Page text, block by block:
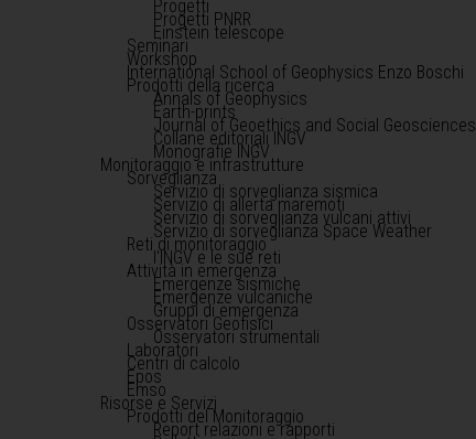
Progetti
Progetti PNRR
Einstein telescope
Seminari
Workshop
International School of Geophysics Enzo Boschi
Prodotti della ricerca
Annals of Geophysics
Earth-prints
Journal of Geoethics and Social Geosciences
Collane editoriali INGV
Monografie INGV
Monitoraggio e infrastrutture
Sorveglianza
Servizio di sorveglianza sismica
Servizio di allerta maremoti
Servizio di sorveglianza vulcani attivi
Servizio di sorveglianza Space Weather
Reti di monitoraggio
l'INGV e le sue reti
Attività in emergenza
Emergenze sismiche
Emergenze vulcaniche
Gruppi di emergenza
Osservatori Geofisici
Osservatori strumentali
Laboratori
Centri di calcolo
Epos
Emso
Risorse e Servizi
Prodotti del Monitoraggio
Report relazioni e rapporti